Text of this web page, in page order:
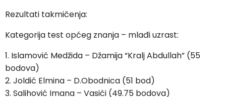
Rezultati takmičenja:
Kategorija test općeg znanja – mlađi uzrast:
1. Islamović Medžida – Džamija “Kralj Abdullah” (55
bodova)
2. Joldić Elmina – D.Obodnica (51 bod)
3. Salihović Imana – Vasići (49.75 bodova)